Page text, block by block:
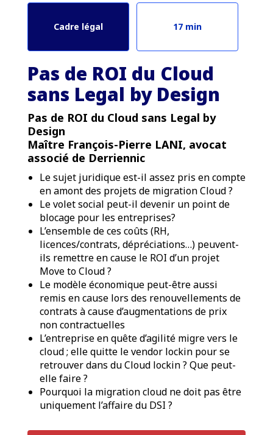
Cadre légal 17 min
Pas de ROI du Cloud
sans Legal by Design
Pas de ROI du Cloud sans Legal by
Design
Maître François-Pierre LANI, avocat
associé de Derriennic
Le sujet juridique est-il assez pris en compte
en amont des projets de migration Cloud ?
Le volet social peut-il devenir un point de
blocage pour les entreprises?
L’ensemble de ces coûts (RH,
licences/contrats, dépréciations…) peuvent-
ils remettre en cause le ROI d’un projet
Move to Cloud ?
Le modèle économique peut-être aussi
remis en cause lors des renouvellements de
contrats à cause d’augmentations de prix
non contractuelles
L’entreprise en quête d’agilité migre vers le
cloud ; elle quitte le vendor lockin pour se
retrouver dans du Cloud lockin ? Que peut-
elle faire ?
Pourquoi la migration cloud ne doit pas être
uniquement l’affaire du DSI ?
PREMIUM